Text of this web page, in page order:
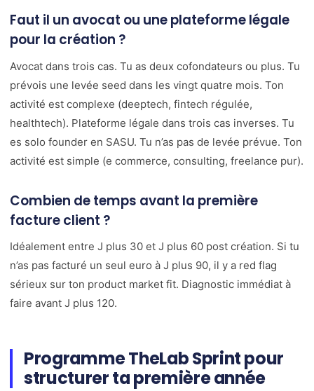
Faut il un avocat ou une plateforme légale
pour la création ?
Avocat dans trois cas. Tu as deux cofondateurs ou plus. Tu
prévois une levée seed dans les vingt quatre mois. Ton
activité est complexe (deeptech, fintech régulée,
healthtech). Plateforme légale dans trois cas inverses. Tu
es solo founder en SASU. Tu n’as pas de levée prévue. Ton
activité est simple (e commerce, consulting, freelance pur).
Combien de temps avant la première
facture client ?
Idéalement entre J plus 30 et J plus 60 post création. Si tu
n’as pas facturé un seul euro à J plus 90, il y a red flag
sérieux sur ton product market fit. Diagnostic immédiat à
faire avant J plus 120.
Programme TheLab Sprint pour
structurer ta première année